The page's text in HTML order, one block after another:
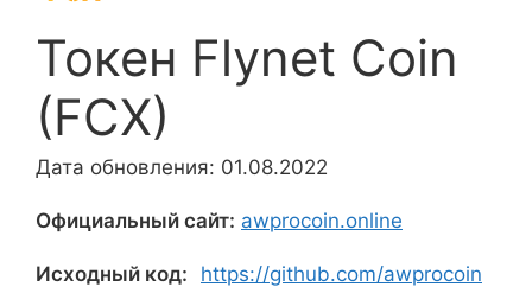
Токен Flynet Coin
(FCX)
Дата обновления: 01.08.2022
Официальный сайт: awprocoin.online
Исходный код:
https://github.com/awprocoin